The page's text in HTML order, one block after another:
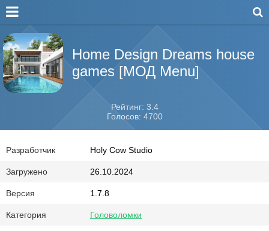
Home Design Dreams house
games [МОД Menu]
Рейтинг: 3.4
Голосов: 4700
Разработчик Holy Cow Studio
Загружено 26.10.2024
Версия 1.7.8
Категория Головоломки